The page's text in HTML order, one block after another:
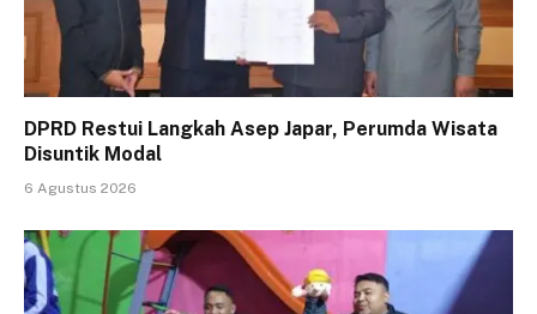
DPRD Restui Langkah Asep Japar, Perumda Wisata
Disuntik Modal
6 Agustus 2026